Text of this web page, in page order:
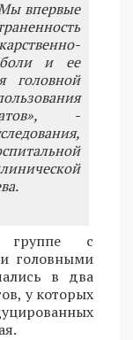
впервые
боли и ее
головной
-
группе с
головными
в два
у которых